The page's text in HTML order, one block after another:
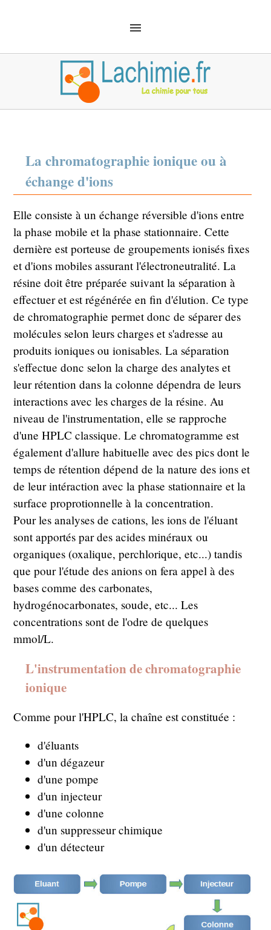
ACCUEIL
SOLUTIONS
CHIMIE ANALYTIQUE
CHIMIE ORGANIQUE
MÉCANIQUE QUANTIQUE
La chromatographie ionique ou à
échange d'ions
Elle consiste à un échange réversible d'ions entre
la phase mobile et la phase stationnaire. Cette
dernière est porteuse de groupements ionisés fixes
et d'ions mobiles assurant l'électroneutralité. La
résine doit être préparée suivant la séparation à
effectuer et est régénérée en fin d'élution. Ce type
de chromatographie permet donc de séparer des
molécules selon leurs charges et s'adresse au
produits ioniques ou ionisables. La séparation
s'effectue donc selon la charge des analytes et
leur rétention dans la colonne dépendra de leurs
interactions avec les charges de la résine. Au
niveau de l'instrumentation, elle se rapproche
d'une HPLC classique. Le chromatogramme est
également d'allure habituelle avec des pics dont le
temps de rétention dépend de la nature des ions et
de leur intéraction avec la phase stationnaire et la
surface proprotionnelle à la concentration.
Pour les analyses de cations, les ions de l'éluant
sont apportés par des acides minéraux ou
organiques (oxalique, perchlorique, etc...) tandis
que pour l'étude des anions on fera appel à des
bases comme des carbonates,
hydrogénocarbonates, soude, etc... Les
concentrations sont de l'odre de quelques
mmol/L.
L'instrumentation de chromatographie
ionique
Comme pour l'HPLC, la chaîne est constituée :
d'éluants
d'un dégazeur
d'une pompe
d'un injecteur
d'une colonne
d'un suppresseur chimique
d'un détecteur